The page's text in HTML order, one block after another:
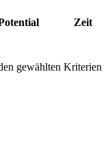
Zeit
gewählten Kriterien